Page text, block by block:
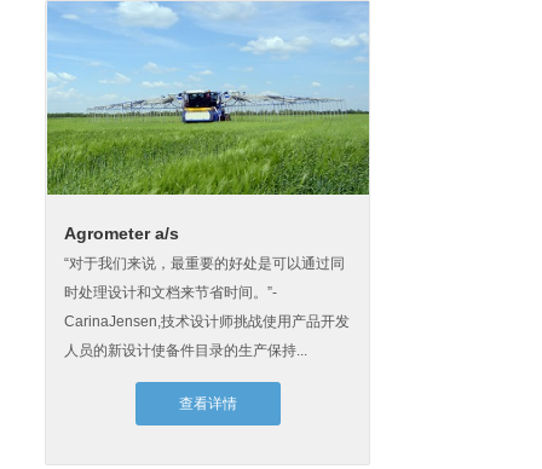
Agrometer a/s
“对于我们来说，最重要的好处是可以通过同
时处理设计和文档来节省时间。”-
CarinaJensen,技术设计师挑战使用产品开发
人员的新设计使备件目录的生产保持...
查看详情